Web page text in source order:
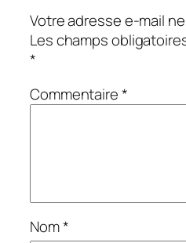
Votre adresse e-mail
Les champs
*
Commentaire*
Nom*